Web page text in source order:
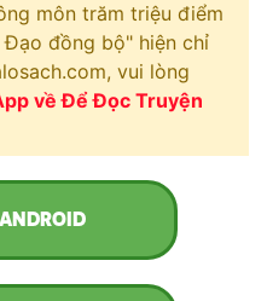
môn trăm triệu điểm
đồng bộ" hiện chỉ
vui lòng
về Để Đọc Truyện